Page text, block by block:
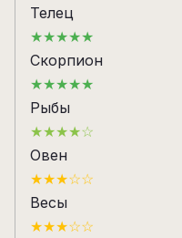
Телец
★★★★★
Скорпион
★★★★★
Рыбы
★★★★☆
Овен
★★★☆☆
Весы
★★★☆☆